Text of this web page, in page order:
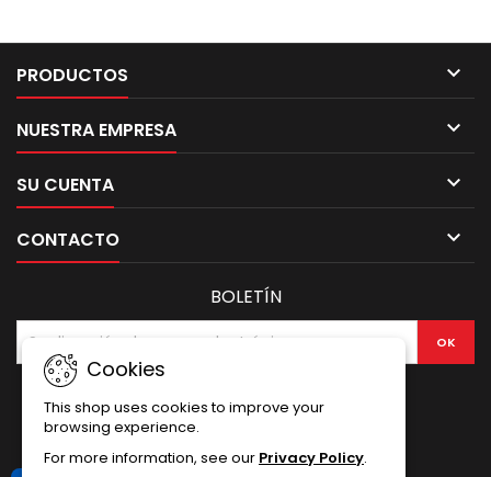
PRODUCTOS 
NUESTRA EMPRESA 
SU CUENTA 
CONTACTO 
Cookies
This shop uses cookies to improve your
browsing experience.
For more information, see our Privacy Policy.
BOLETÍN